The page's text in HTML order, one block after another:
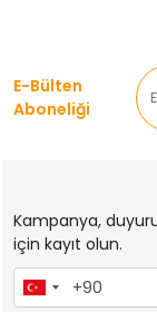
E-Bülten
Aboneliği
Kampanya,
için kayıt olun.